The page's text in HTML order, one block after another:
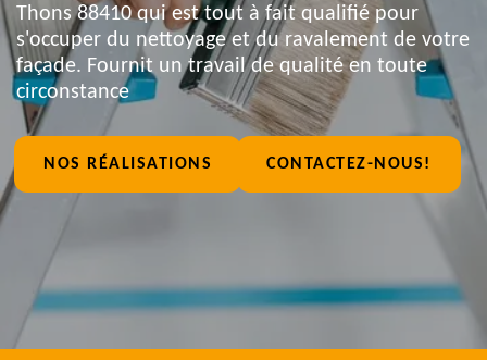
Thons 88410 qui est tout à fait qualifié pour
s'occuper du nettoyage et du ravalement de votre
façade. Fournit un travail de qualité en toute
circonstance
NOS RÉALISATIONS CONTACTEZ-NOUS!